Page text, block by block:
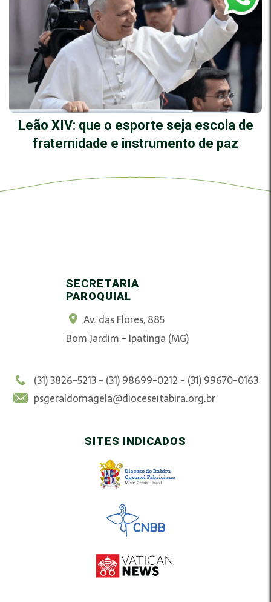
Leão XIV: que o esporte seja escola de
fraternidade e instrumento de paz
SECRETARIA
PAROQUIAL
Av. das Flores, 885
Bom Jardim - Ipatinga (MG)
(31) 3826-5213 - (31) 98699-0212 - (31) 99670-0163
psgeraldomagela@dioceseitabira.org.br
SITES INDICADOS